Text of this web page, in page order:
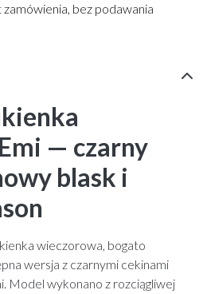
bez podawania
— czarny
blask i
wieczorowa, bogato
wersja z czarnymi cekinami
Model wykonano z rozciągliwej